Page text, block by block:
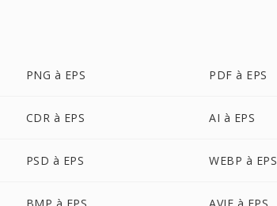
PNG à EPS PDF à EPS
CDR à EPS AI à EPS
PSD à EPS WEBP à EPS